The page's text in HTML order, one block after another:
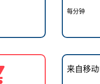
每分钟
来自移